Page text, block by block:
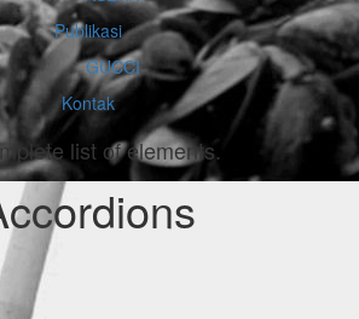
Publikasi
GUCCI
Kontak
list of elements.